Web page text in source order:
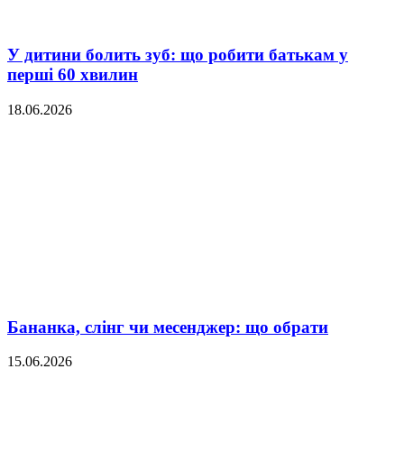
У дитини болить зуб: що робити батькам у
перші 60 хвилин
18.06.2026
Бананка, слінг чи месенджер: що обрати
15.06.2026